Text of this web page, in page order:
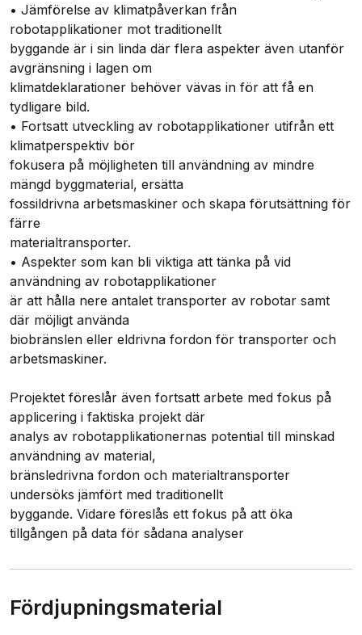
• Jämförelse av klimatpåverkan från
robotapplikationer mot traditionellt
byggande är i sin linda där flera aspekter även utanför
avgränsning i lagen om
klimatdeklarationer behöver vävas in för att få en
tydligare bild.
• Fortsatt utveckling av robotapplikationer utifrån ett
klimatperspektiv bör
fokusera på möjligheten till användning av mindre
mängd byggmaterial, ersätta
fossildrivna arbetsmaskiner och skapa förutsättning för
färre
materialtransporter.
• Aspekter som kan bli viktiga att tänka på vid
användning av robotapplikationer
är att hålla nere antalet transporter av robotar samt
där möjligt använda
biobränslen eller eldrivna fordon för transporter och
arbetsmaskiner.
Projektet föreslår även fortsatt arbete med fokus på
applicering i faktiska projekt där
analys av robotapplikationernas potential till minskad
användning av material,
bränsledrivna fordon och materialtransporter
undersöks jämfört med traditionellt
byggande. Vidare föreslås ett fokus på att öka
tillgången på data för sådana analyser
Fördjupningsmaterial